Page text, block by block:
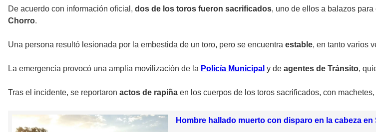
De acuerdo con información oficial, dos de los toros fueron sacrificados, uno de ellos a balazos
Chorro.
Una persona resultó lesionada por la embestida de un toro, pero se encuentra estable, en tanto varios
La emergencia provocó una amplia movilización de la Policía Municipal y de agentes de Tránsito,
Tras el incidente, se reportaron actos de rapiña en los cuerpos de los toros sacrificados, con
Hombre hallado muerto con disparo en la cabeza en